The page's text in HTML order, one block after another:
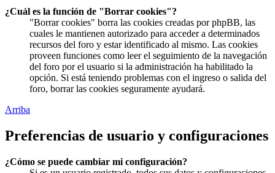
¿Cuál es la función de "Borrar cookies"?
"Borrar cookies" borra las cookies creadas por phpBB, las
cuales le mantienen autorizado para acceder a determinados
recursos del foro y estar identificado al mismo. Las cookies
proveen funciones como leer el seguimiento de la navegación
del foro por el usuario si la administración ha habilitado la
opción. Si está teniendo problemas con el ingreso o salida del
foro, borrar las cookies seguramente ayudará.
Arriba
Preferencias de usuario y configuraciones
¿Cómo se puede cambiar mi configuración?